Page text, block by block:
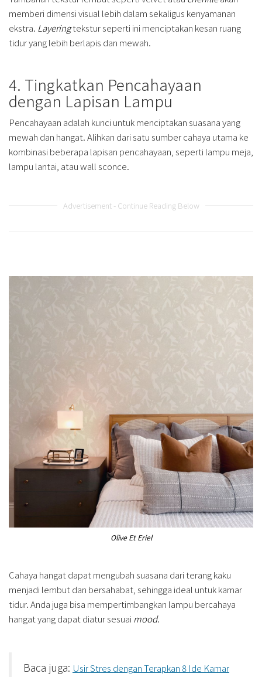
memberi dimensi visual lebih dalam sekaligus kenyamanan
ekstra. Layeringtekstur seperti ini menciptakan kesan ruang
tidur yang lebih berlapis dan mewah.
4. Tingkatkan Pencahayaan
dengan Lapisan Lampu
Pencahayaan adalah kunci untuk menciptakan suasana yang
mewah dan hangat. Alihkan dari satu sumber cahaya utama ke
kombinasi beberapa lapisan pencahayaan, seperti lampu meja,
lampu lantai, atau wall sconce.
Advertisement - Continue Reading Below
Olive Et Eriel
Cahaya hangat dapat mengubah suasana dari terang kaku
menjadi lembut dan bersahabat, sehingga ideal untuk kamar
tidur. Anda juga bisa mempertimbangkan lampu bercahaya
hangat yang dapat diatur sesuai mood.
Baca juga: Usir Stres dengan Terapkan 8 Ide Kamar